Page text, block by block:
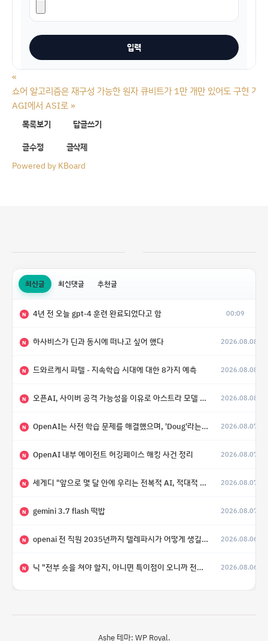
«
쇼어 알고리즘은 재구성 가능한 원자 큐비트가 1만 개만 있어도 구현 가
AGI에서 ASI로 »
목록보기
답글쓰기
글수정
글삭제
Powered by KBoard
최신글 최신댓글 추천글
N 4년 전 오늘 gpt-4 훈련 완료되었다고 함 00:09
N 하사비스가 딘과 동시에 떠나고 싶어 했다 2026.08.08
N 드와르케시 파텔 - 지속학습 시대에 대한 8가지 예측 2026.08.08
N 오픈AI, 사이버 공격 가능성을 이유로 아스트라 모델 출시 연기 2026.08.08
N OpenAI는 사전 학습 문제를 해결했으며, 'Doug'라는 코드명을 가진 훨씬 더 큰 모델을 활발히 개발 중 2026.08.07
N OpenAI 내부 에이전트 허깅페이스 해킹 사건 정리 2026.08.07
N 세게디 "앞으로 몇 달 안에 우리는 전복적 AI, 적대적 AI 둘 다 보게 될 것" 2026.08.07
N gemini 3.7 flash 떡밥 2026.08.07
N openai 전 직원 2035년까지 텔레파시가 어떻게 생길 수 있는지 2026.08.06
N 닉 "전부 숏을 쳐야 할지, 아니면 특이점이 오니까 전부 롱을 쳐야 할지 모르겠다.” 2026.08.06
Ashe 테마: WP Royal.